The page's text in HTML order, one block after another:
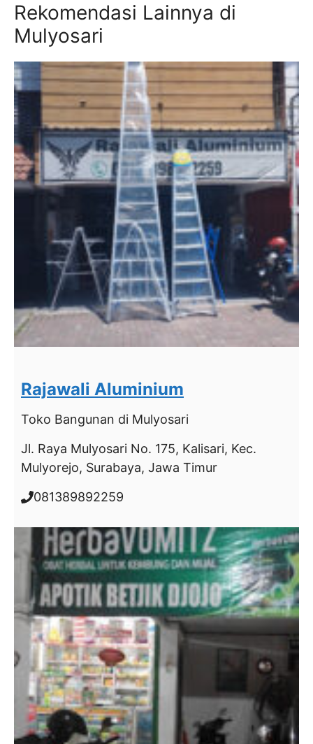
Rekomendasi Lainnya di
Mulyosari
Rajawali Aluminium
Toko Bangunan di Mulyosari
Jl. Raya Mulyosari No. 175, Kalisari, Kec.
Mulyorejo, Surabaya, Jawa Timur
081389892259